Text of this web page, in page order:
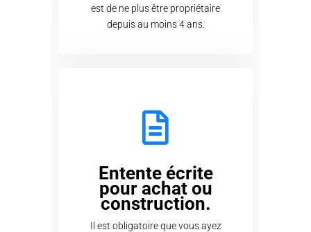
est de ne plus être propriétaire
depuis au moins 4 ans.
Entente écrite
pour achat ou
construction.
Il est obligatoire que vous ayez